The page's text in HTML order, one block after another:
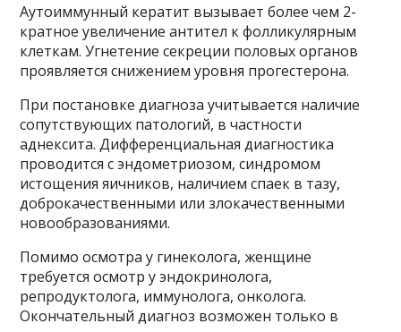
Аутоиммунный кератит вызывает более чем 2-
кратное увеличение антител к фолликулярным
клеткам. Угнетение секреции половых органов
проявляется снижением уровня прогестерона.
При постановке диагноза учитывается наличие
сопутствующих патологий, в частности
аднексита. Дифференциальная диагностика
проводится с эндометриозом, синдромом
истощения яичников, наличием спаек в тазу,
доброкачественными или злокачественными
новообразованиями.
Помимо осмотра у гинеколога, женщине
требуется осмотр у эндокринолога,
репродуктолога, иммунолога, онколога.
Окончательный диагноз возможен только в